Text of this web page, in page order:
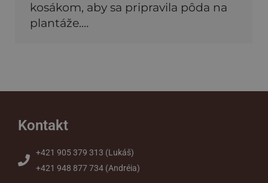
kosákom, aby sa pripravila pôda na
plantáže.…
Kontakt
+421 905 379 313 (Lukáš)
+421 948 877 734 (Andréia)